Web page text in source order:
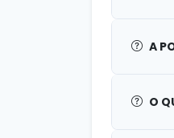
A
O